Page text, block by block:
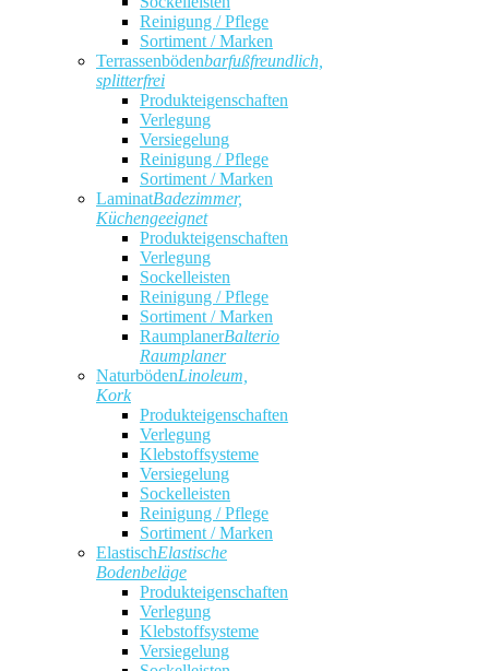
Reinigung / Pflege
Sortiment / Marken
Terrassenbödenbarfußfreundlich,
splitterfrei
Produkteigenschaften
Verlegung
Versiegelung
Reinigung / Pflege
Sortiment / Marken
LaminatBadezimmer,
Küchengeeignet
Produkteigenschaften
Verlegung
Sockelleisten
Reinigung / Pflege
Sortiment / Marken
RaumplanerBalterio
Raumplaner
NaturbödenLinoleum,
Kork
Produkteigenschaften
Verlegung
Klebstoffsysteme
Versiegelung
Sockelleisten
Reinigung / Pflege
Sortiment / Marken
ElastischElastische
Bodenbeläge
Produkteigenschaften
Verlegung
Klebstoffsysteme
Versiegelung